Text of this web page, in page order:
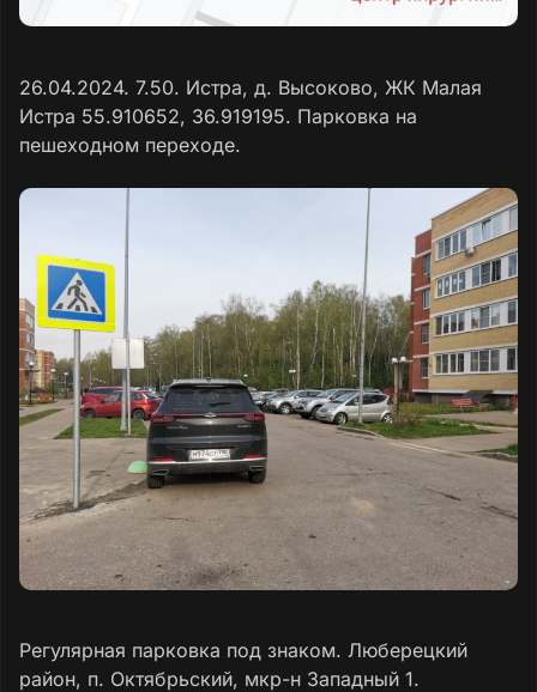
26.04.2024. 7.50. Истра, д. Высоково, ЖК Малая
Истра 55.910652, 36.919195. Парковка на
пешеходном переходе.
Регулярная парковка под знаком. Люберецкий
район, п. Октябрьский, мкр-н Западный 1.